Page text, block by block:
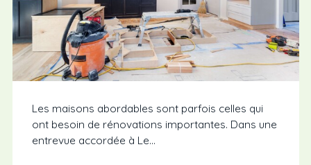
Les maisons abordables sont parfois celles qui
ont besoin de rénovations importantes. Dans une
entrevue accordée à Le...